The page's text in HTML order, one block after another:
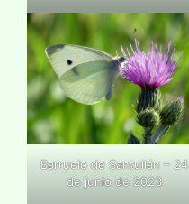
Barruelo de Santullán – 24
de junio de 2023